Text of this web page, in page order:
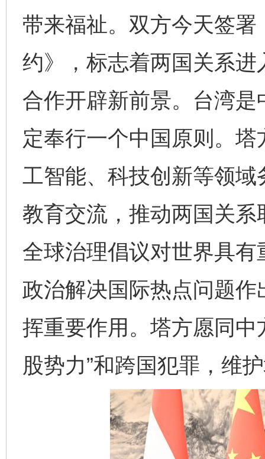
带来福祉。双方今天签
约》，标志着两国关系
合作开辟新前景。台湾
定奉行一个中国原则。
工智能、科技创新等领
教育交流，推动两国关
全球治理倡议对世界具
政治解决国际热点问题
挥重要作用。塔方愿同中
股势力”和跨国犯罪，维